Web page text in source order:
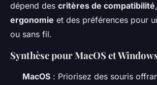
dépend des critères de compatibilité
ergonomie et des préférences pour
ou sans fil.
Synthèse pour MacOS et
MacOS : Priorisez des souris